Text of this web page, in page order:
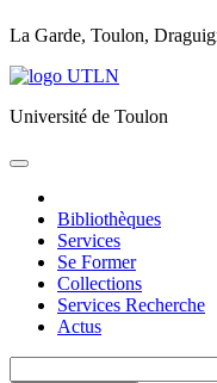
La Garde, Toulon,
Université de Toulon
Toggle
Bibliothèques
Services
Se Former
Collections
Services Recherche
Actus